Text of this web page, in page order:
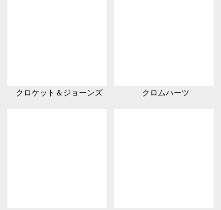
クロケット＆ジョーンズ クロムハーツ